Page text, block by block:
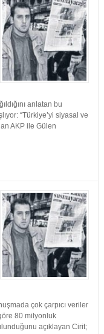
anlatan bu
“Türkiye’yi siyasal ve
AKP ile Gülen
çok çarpıcı veriler
80 milyonluk
açıklayan Cirit;